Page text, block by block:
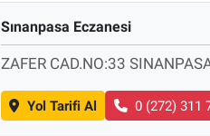
Sınanpasa Eczanesi
ZAFER CAD.NO:33
Yol Tarifi Al 0 (272) 311